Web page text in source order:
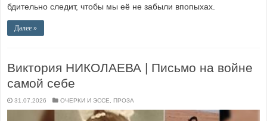
бдительно следит, чтобы мы её не забыли впопыхах.
Далее »
Виктория НИКОЛАЕВА | Письмо на войне
самой себе
31.07.2026 ОЧЕРКИ И ЭССЕ, ПРОЗА